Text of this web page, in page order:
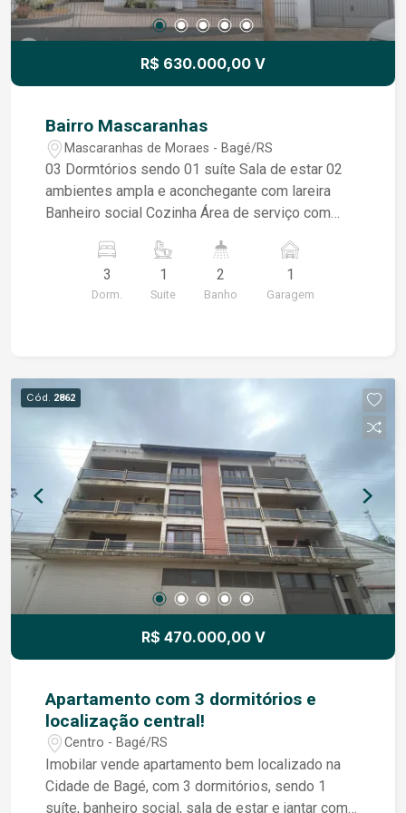
R$ 630.000,00 V
Bairro Mascaranhas
Mascaranhas de Moraes - Bagé/RS
03 Dormtórios sendo 01 suíte Sala de estar 02
ambientes ampla e aconchegante com lareira
Banheiro social Cozinha Área de serviço com
3
Dorm.
1
Suite
2
Banho
1
Garagem
Cód. 2862
R$ 470.000,00 V
Apartamento com 3 dormitórios e
localização central!
Centro - Bagé/RS
Imobilar vende apartamento bem localizado na
Cidade de Bagé, com 3 dormitórios, sendo 1
suíte, banheiro social, sala de estar e jantar com